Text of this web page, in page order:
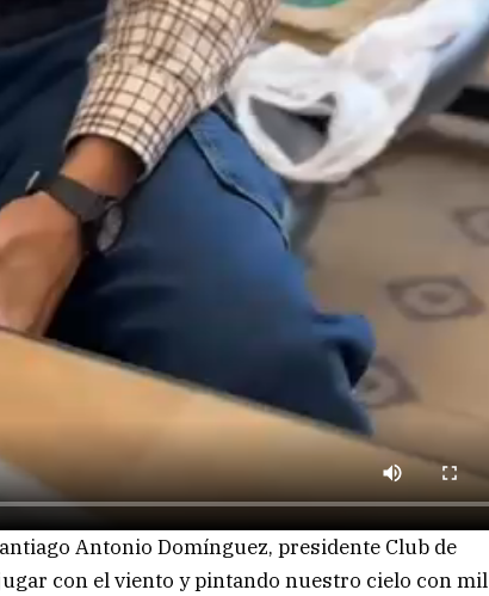
Antonio Domínguez, presidente Club de
con el viento y pintando nuestro cielo con mil